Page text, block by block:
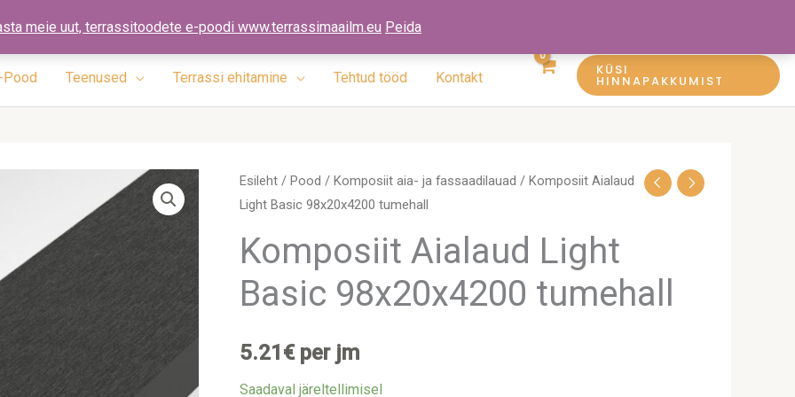
meie uut, terrassitoodete e-poodi www.terrassimaailm.eu Peida
Pood Teenused Terrassi ehitamine Tehtud tööd Kontakt KÜSI
HINNAPAKKUMIST
Esileht/ Pood / Komposiit aia- ja fassaadilauad / Komposiit Aialaud
Light Basic 98x20x4200 tumehall
Komposiit Aialaud Light
Basic 98x20x4200 tumehall
5.21€per jm
Saadaval järeltellimisel
Komposiit
Aialaud
Basic
98x20x4200
tumehall